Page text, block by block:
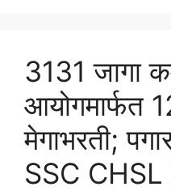
3131 जागा
आयोगमार्फत
मेगाभरती;
SSC